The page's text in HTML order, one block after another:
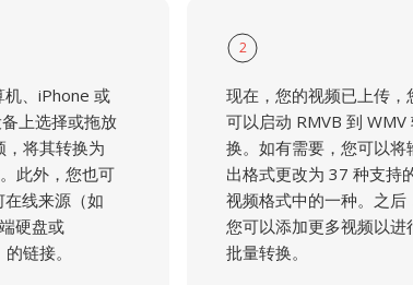
机、iPhone 或
上选择或拖放
，将其转换为
此外，您也可
在线来源（如
硬盘或
链接。
2
现在，您的视频已上传，
可以启动 RMVB 到 WMV
换。如有需要，您可以将
出格式更改为 37 种支持
视频格式中的一种。之后
您可以添加更多视频以进
批量转换。